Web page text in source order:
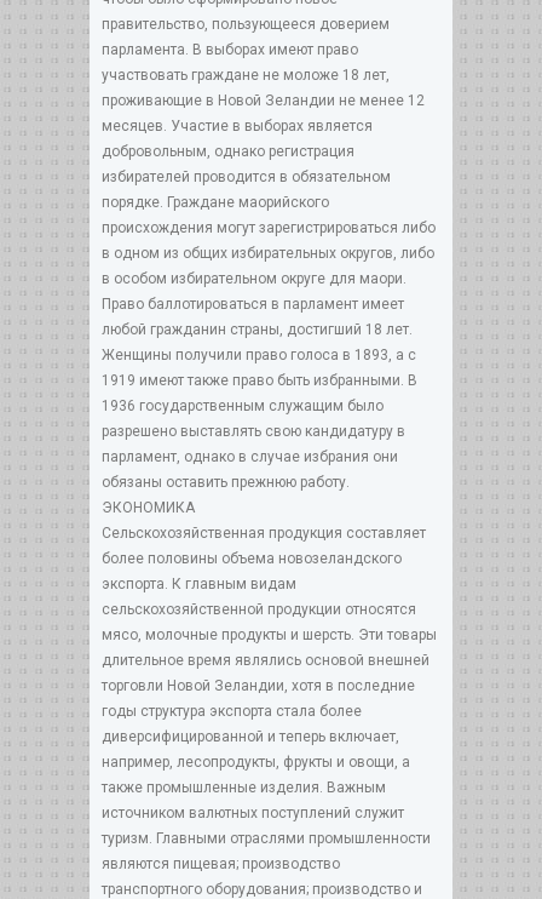
правительство, пользующееся доверием
парламента. В выборах имеют право
участвовать граждане не моложе 18 лет,
проживающие в Новой Зеландии не менее 12
месяцев. Участие в выборах является
добровольным, однако регистрация
избирателей проводится в обязательном
порядке. Граждане маорийского
происхождения могут зарегистрироваться либо
в одном из общих избирательных округов, либо
в особом избирательном округе для маори.
Право баллотироваться в парламент имеет
любой гражданин страны, достигший 18 лет.
Женщины получили право голоса в 1893, а с
1919 имеют также право быть избранными. В
1936 государственным служащим было
разрешено выставлять свою кандидатуру в
парламент, однако в случае избрания они
обязаны оставить прежнюю работу.
ЭКОНОМИКА
Сельскохозяйственная продукция составляет
более половины объема новозеландского
экспорта. К главным видам
сельскохозяйственной продукции относятся
мясо, молочные продукты и шерсть. Эти товары
длительное время являлись основой внешней
торговли Новой Зеландии, хотя в последние
годы структура экспорта стала более
диверсифицированной и теперь включает,
например, лесопродукты, фрукты и овощи, а
также промышленные изделия. Важным
источником валютных поступлений служит
туризм. Главными отраслями промышленности
являются пищевая; производство
транспортного оборудования; производство и